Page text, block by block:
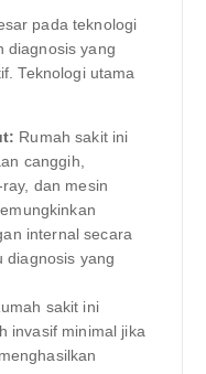
pada teknologi
diagnosis yang
Teknologi utama
Rumah sakit ini
canggih,
dan mesin
internal secara
diagnosis yang
sakit ini
invasif minimal jika